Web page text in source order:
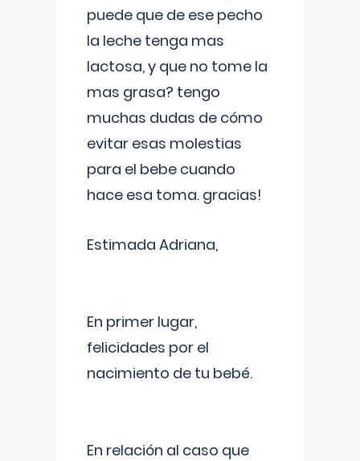
puede que de ese pecho
la leche tenga mas
lactosa, y que no tome la
mas grasa? tengo
muchas dudas de cómo
evitar esas molestias
para el bebe cuando
hace esa toma. gracias!
Estimada Adriana,
En primer lugar,
felicidades por el
nacimiento de tu bebé.
En relación al caso que